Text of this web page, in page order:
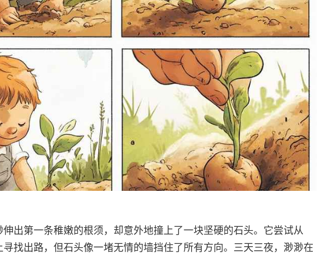
伸出第一条稚嫩的根须，却意外地撞上了一块坚硬的石头。它尝试从
找出路，但石头像一堵无情的墙挡住了所有方向。三天三夜，渺渺在